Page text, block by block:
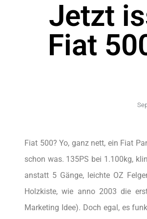
Jetzt
Fiat
Fiat 500? Yo, ganz nett, ein Fiat
schon was. 135PS bei 1.100kg,
anstatt 5 Gänge, leichte OZ
Holzkiste, wie anno 2003 die
Marketing Idee). Doch egal, es